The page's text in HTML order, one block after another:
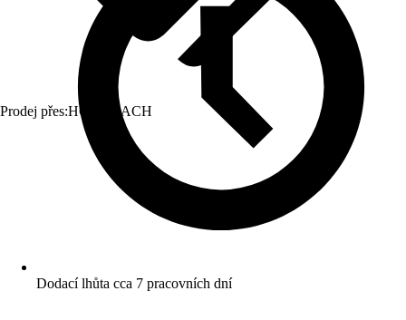
Prodej přes:HORNBACH
Dodací lhůta cca 7 pracovních dní